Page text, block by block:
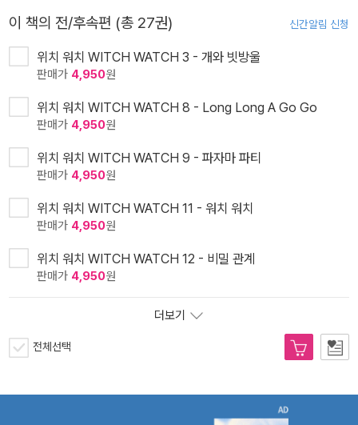
이 책의 전/후속편 (총 27권) 신간알림 신청
위치 워치 WITCH WATCH 3 - 개와 빗방울
판매가 4,950원
위치 워치 WITCH WATCH 8 - Long Long A Go Go
판매가 4,950원
위치 워치 WITCH WATCH 9 - 파자마 파티
판매가 4,950원
위치 워치 WITCH WATCH 11 - 워치 워치
판매가 4,950원
위치 워치 WITCH WATCH 12 - 비밀 관계
판매가 4,950원
더보기
전체선택